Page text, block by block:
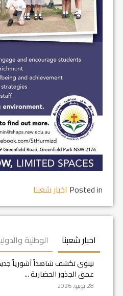
Posted in اخبار شعبنا
اخبار شعبنا الوطنية
نينوى تكشف شاهداً آشورياً
عمق الجذور الحضارية ...
28 يونيو, 2026